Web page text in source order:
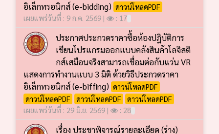
อิเล็กทรอนิกส์ (e-bidding) ดาวน์โหลดPDF
เผยแพร่วันที่ : 9 ก.ค. 2569 |
: 17
ประกาศประกวดราคาซื้อห้องปฎิบัติการ
เขียนโปรแกรมออกแบบคลังสินค้าโลจิสติ
กส์เสมือนจริงสามารถเชื่อมต่อกับแว่น VR
แสดงการทำงานแบบ 3 มิติ ด้วยวิธีประกวดราคา
อิเล็กทรอนิกส์ (e-biffing) ดาวน์โหลดPDF
ดาวน์โหลดPDF
ดาวน์โหลดPDF
ดาวน์โหลดPDF
เผยแพร่วันที่ : 29 มิ.ย. 2569 |
: 28
เรื่อง ประชาพิจารณ์รายละเอียด (ร่าง)